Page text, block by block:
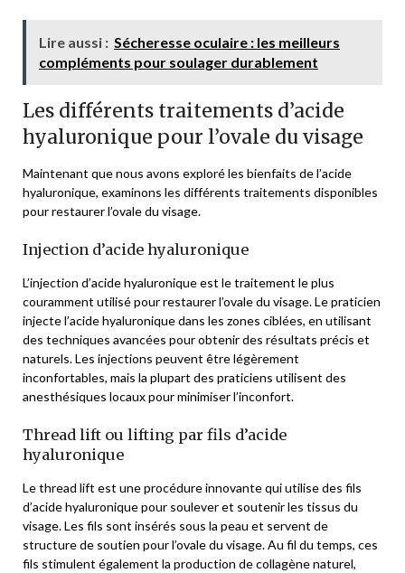
Lire aussi : Sécheresse oculaire : les meilleurs
compléments pour soulager durablement
Les différents traitements d’acide
hyaluronique pour l’ovale du visage
Maintenant que nous avons exploré les bienfaits de l’acide
hyaluronique, examinons les différents traitements disponibles
pour restaurer l’ovale du visage.
Injection d’acide hyaluronique
L’injection d’acide hyaluronique est le traitement le plus
couramment utilisé pour restaurer l’ovale du visage. Le praticien
injecte l’acide hyaluronique dans les zones ciblées, en utilisant
des techniques avancées pour obtenir des résultats précis et
naturels. Les injections peuvent être légèrement
inconfortables, mais la plupart des praticiens utilisent des
anesthésiques locaux pour minimiser l’inconfort.
Thread lift ou lifting par fils d’acide
hyaluronique
Le thread lift est une procédure innovante qui utilise des fils
d’acide hyaluronique pour soulever et soutenir les tissus du
visage. Les fils sont insérés sous la peau et servent de
structure de soutien pour l’ovale du visage. Au fil du temps, ces
fils stimulent également la production de collagène naturel,